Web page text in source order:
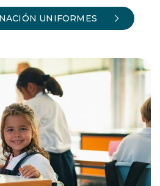
UNIFORMES